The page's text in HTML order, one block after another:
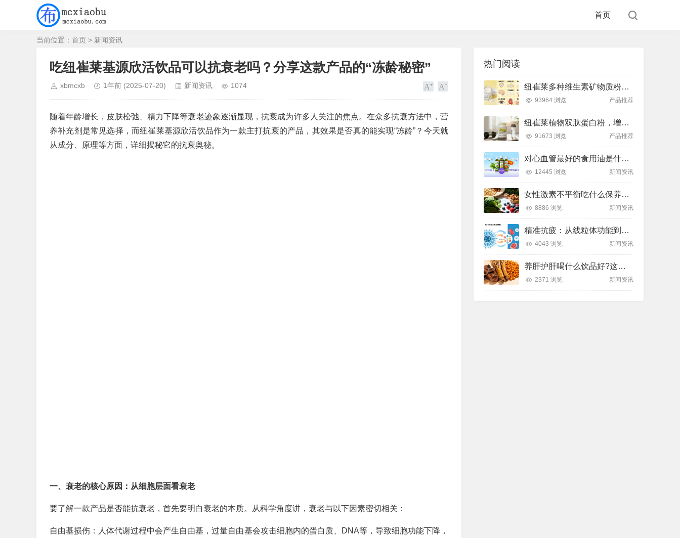
首页
当前位置： 首页 > 新闻资讯
吃纽崔莱基源欣活饮品可以抗衰老吗？分享这款产品的“冻龄秘密”
xbmcxb 1年前 (2025-07-20) 新闻资讯 1074
随着年龄增长，皮肤松弛、精力下降等衰老迹象逐渐显现，抗衰成为许多人关注的焦点。在众多抗衰方法中，营
养补充剂是常见选择，而纽崔莱基源欣活饮品作为一款主打抗衰的产品，其效果是否真的能实现“冻龄”？今天就
从成分、原理等方面，详细揭秘它的抗衰奥秘。
一、衰老的核心原因：从细胞层面看衰老
要了解一款产品是否能抗衰老，首先要明白衰老的本质。从科学角度讲，衰老与以下因素密切相关：
自由基损伤：人体代谢过程中会产生自由基，过量自由基会攻击细胞内的蛋白质、DNA等，导致细胞功能下降，
热门阅读
纽崔莱多种维生素矿物质粉，小金粉守护全天健康活力
93964 浏览 产品推荐
纽崔莱植物双肽蛋白粉，增肌补充蛋白质好帮手
91673 浏览 产品推荐
对心血管最好的食用油是什么油？推荐吃这款安利油品
12445 浏览 新闻资讯
女性激素不平衡吃什么保养片可以调节？推荐吃这款纽崔莱保养片
8886 浏览 新闻资讯
精准抗疲：从线粒体功能到造血机制，热门营养方案全解析
4043 浏览 新闻资讯
养肝护肝喝什么饮品好?这款纽崔莱饮品别错过
2371 浏览 新闻资讯